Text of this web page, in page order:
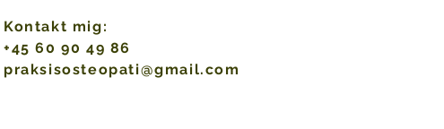
Kontakt mig:
+45 60 90 49 86
praksisosteopati@gmail.com